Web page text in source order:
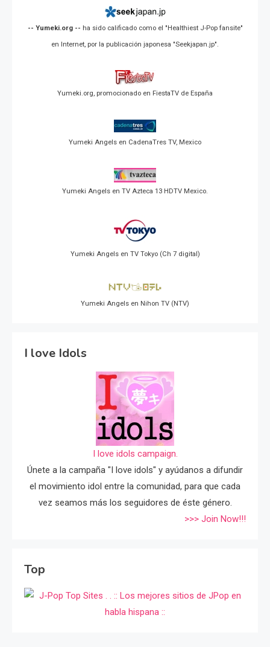
-- Yumeki.org -- ha sido calificado como el "Healthiest J-Pop fansite"
en Internet, por la publicación japonesa "Seekjapan.jp".
Yumeki.org, promocionado en FiestaTV de España
Yumeki Angels en CadenaTres TV, Mexico
Yumeki Angels en TV Azteca 13 HDTV Mexico.
Yumeki Angels en TV Tokyo (Ch 7 digital)
Yumeki Angels en Nihon TV (NTV)
I love Idols
I love idols campaign.
Únete a la campaña "I love idols" y ayúdanos a difundir
el movimiento idol entre la comunidad, para que cada
vez seamos más los seguidores de éste género.
>>> Join Now!!!
Top